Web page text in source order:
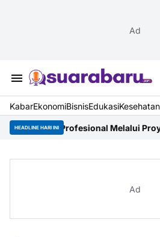
Ad
KabarEkonomiBisnisEdukasiKesehatan
HEADLINE HARI INI
Melalui Proyek Nyata di PT.
Ad